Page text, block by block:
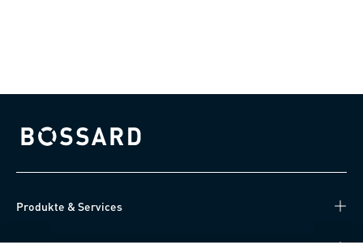
Bossard homepage
Produkte & Services